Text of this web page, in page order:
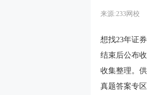
来源:233网校
想找23年证
结束后公布
收集整理。
真题答案专区